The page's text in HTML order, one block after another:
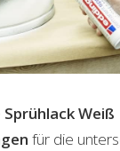
Sprühlack Weiß
für die